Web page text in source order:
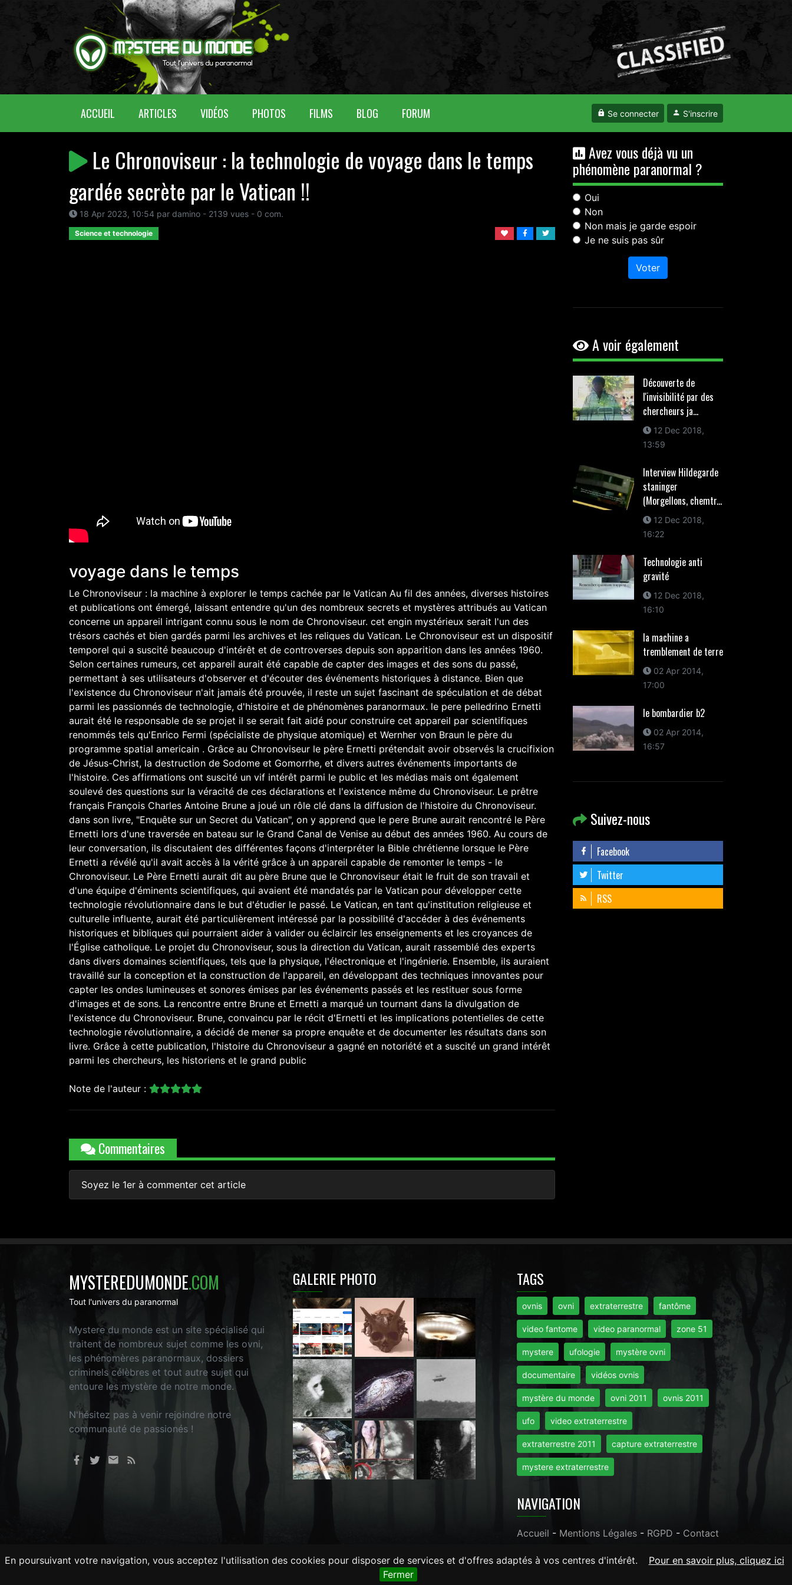
En poursuivant votre navigation, vous acceptez l'utilisation des cookies pour disposer de services et d'offres adaptés à vos centres d'intérêt.
Pour en savoir plus, cliquez ici
Fermer
ACCUEIL (CURRENT)ARTICLES VIDÉOS PHOTOS FILMS BLOG FORUM Se connecter S'inscrire
Le Chronoviseur : la technologie de voyage dans le temps
gardée secrète par le Vatican !!
18 Apr 2023, 10:54 par damino - 2139 vues - 0 com.
Science et technologie
voyage dans le temps
Le Chronoviseur : la machine à explorer le temps cachée par le Vatican Au fil des années, diverses histoires
et publications ont émergé, laissant entendre qu'un des nombreux secrets et mystères attribués au Vatican
concerne un appareil intrigant connu sous le nom de Chronoviseur. cet engin mystérieux serait l'un des
trésors cachés et bien gardés parmi les archives et les reliques du Vatican. Le Chronoviseur est un dispositif
temporel qui a suscité beaucoup d'intérêt et de controverses depuis son apparition dans les années 1960.
Selon certaines rumeurs, cet appareil aurait été capable de capter des images et des sons du passé,
permettant à ses utilisateurs d'observer et d'écouter des événements historiques à distance. Bien que
l'existence du Chronoviseur n'ait jamais été prouvée, il reste un sujet fascinant de spéculation et de débat
parmi les passionnés de technologie, d'histoire et de phénomènes paranormaux. le pere pelledrino Ernetti
aurait été le responsable de se projet il se serait fait aidé pour construire cet appareil par scientifiques
renommés tels qu'Enrico Fermi (spécialiste de physique atomique) et Wernher von Braun le père du
programme spatial americain . Grâce au Chronoviseur le père Ernetti prétendait avoir observés la crucifixion
de Jésus-Christ, la destruction de Sodome et Gomorrhe, et divers autres événements importants de
l'histoire. Ces affirmations ont suscité un vif intérêt parmi le public et les médias mais ont également
soulevé des questions sur la véracité de ces déclarations et l'existence même du Chronoviseur. Le prêtre
français François Charles Antoine Brune a joué un rôle clé dans la diffusion de l'histoire du Chronoviseur.
dans son livre, "Enquête sur un Secret du Vatican", on y apprend que le pere Brune aurait rencontré le Père
Ernetti lors d'une traversée en bateau sur le Grand Canal de Venise au début des années 1960. Au cours de
leur conversation, ils discutaient des différentes façons d'interpréter la Bible chrétienne lorsque le Père
Ernetti a révélé qu'il avait accès à la vérité grâce à un appareil capable de remonter le temps - le
Chronoviseur. Le Père Ernetti aurait dit au père Brune que le Chronoviseur était le fruit de son travail et
d'une équipe d'éminents scientifiques, qui avaient été mandatés par le Vatican pour développer cette
technologie révolutionnaire dans le but d'étudier le passé. Le Vatican, en tant qu'institution religieuse et
culturelle influente, aurait été particulièrement intéressé par la possibilité d'accéder à des événements
historiques et bibliques qui pourraient aider à valider ou éclaircir les enseignements et les croyances de
l'Église catholique. Le projet du Chronoviseur, sous la direction du Vatican, aurait rassemblé des experts
dans divers domaines scientifiques, tels que la physique, l'électronique et l'ingénierie. Ensemble, ils auraient
travaillé sur la conception et la construction de l'appareil, en développant des techniques innovantes pour
capter les ondes lumineuses et sonores émises par les événements passés et les restituer sous forme
d'images et de sons. La rencontre entre Brune et Ernetti a marqué un tournant dans la divulgation de
l'existence du Chronoviseur. Brune, convaincu par le récit d'Ernetti et les implications potentielles de cette
technologie révolutionnaire, a décidé de mener sa propre enquête et de documenter les résultats dans son
livre. Grâce à cette publication, l'histoire du Chronoviseur a gagné en notoriété et a suscité un grand intérêt
parmi les chercheurs, les historiens et le grand public
Note de l'auteur :
Commentaires
Soyez le 1er à commenter cet article
Avez vous déjà vu un
phénomène paranormal ?
Oui
Non
Non mais je garde espoir
Je ne suis pas sûr
Voter
A voir également
Découverte de
l'invisibilité par des
chercheurs ja...
12 Dec 2018,
13:59
Interview Hildegarde
staninger
(Morgellons, chemtr...
12 Dec 2018,
16:22
Technologie anti
gravité
12 Dec 2018,
16:10
la machine a
tremblement de terre
02 Apr 2014,
17:00
le bombardier b2
02 Apr 2014,
16:57
Suivez-nous
Facebook
Twitter
RSS
MYSTEREDUMONDE.COM
Tout l'univers du paranormal
Mystere du monde est un site spécialisé qui
traitent de nombreux sujet comme les ovni,
les phénomères paranormaux, dossiers
criminels célèbres et tout autre sujet qui
entoure les mystère de notre monde.
N'hésitez pas à venir rejoindre notre
communauté de passionés !
GALERIE PHOTO TAGS
ovnis ovni extraterrestre fantôme
video fantome video paranormal zone 51
mystere ufologie mystère ovni
documentaire vidéos ovnis
mystère du monde ovni 2011 ovnis 2011
ufo video extraterrestre
extraterrestre 2011 capture extraterrestre
mystere extraterrestre
NAVIGATION
Accueil - Mentions Légales - RGPD - Contact
LaRevueGeek.com